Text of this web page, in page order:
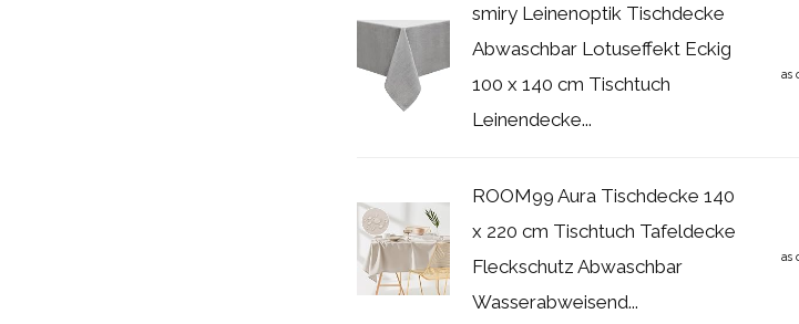
smiry Leinenoptik Tischdecke
Abwaschbar Lotuseffekt Eckig
100 x 140 cm Tischtuch
Leinendecke...
as
ROOM99 Aura Tischdecke 140
x 220 cm Tischtuch Tafeldecke
Fleckschutz Abwaschbar
Wasserabweisend...
as